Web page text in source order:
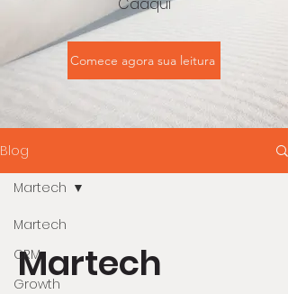
Comece agora sua leitura
Blog
Martech
CRM
Growth
Martech
Martech